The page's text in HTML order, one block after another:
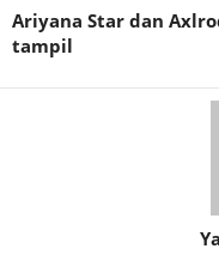
Ariyana Star dan
tampil